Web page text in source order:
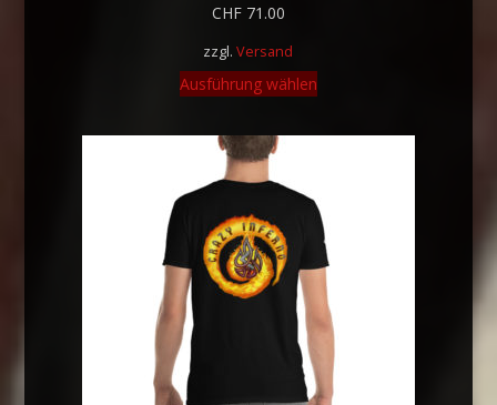
CHF71.00
zzgl.Versand
Ausführung wählen